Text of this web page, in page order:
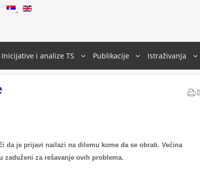
Inicijative i analize TS Publikacije Istraživanja
da je prijavi nailazi na dilemu kome da se obrati. Većina
za rešavanje ovih problema.